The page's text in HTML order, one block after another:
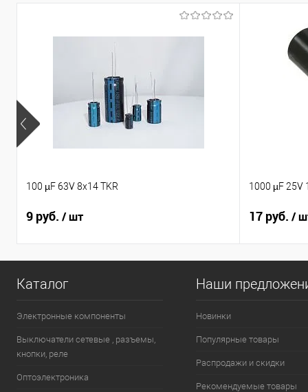
100 µF 63V 8x14 TKR
9 руб. / шт
1000 µF 25V
17 руб. /
Каталог
Электронные компоненты
Выключатели сетевые , разъемы,
кнопки, реле
Оптоэлектроника
Наши
Новинки
Популярные товары
Распродажи и скидки
Рекомендуемые товары